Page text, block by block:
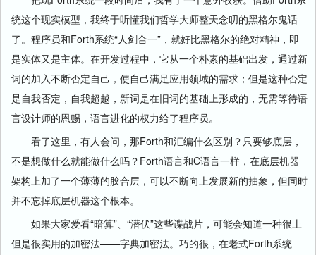
统这个现实模型，我终于听懂我们哲学大师整天念叨的黑格尔鬼话
了。程序员和Forth系统“人剑合一”，就好比黑格尔的绝对精神，即
是实体又是主体。在开发过程中，它从一个朴素的基础出发，通过新
词的加入不断否定自己，使自己满足应用领域的需求；但是这种否定
是自我否定，自我超越，新词是在旧词的基础上形成的，无需等待语
言设计师的恩赐，语言进化的权力给了程序员。
看了这里，有人会问，那Forth和汇编什么区别？只要够底层，
不是想做什么就能做什么吗？Forth语言和C语言一样，在底层机器
架构上加了一个薄薄的胶合层，可以不断向上发展新的抽象，但同时
并不忘掉底层机器这个根本。
如果大家爱看“暗算”、“潜伏”这些谍战片，可能会知道一种很土
但是很实用的加密法——字典加密法。巧的很，在老式Forth系统